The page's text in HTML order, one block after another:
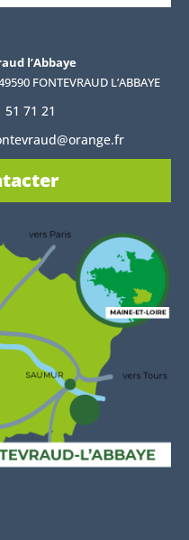
l’Abbaye
FONTEVRAUD L’ABBAYE
51 71 21